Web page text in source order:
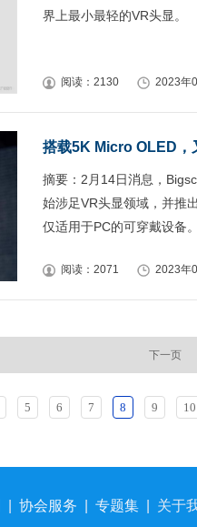
界上最小最轻的VR头显。
阅读：2130 2023年
搭载5K Micro OLED，
摘要：2月14日消息，
始涉足VR头显领域，并推
仅适用于PC的可穿戴设备
阅读：2071 2023年
下一页
5 6 7 8 9 10
协会服务 专题集
关于